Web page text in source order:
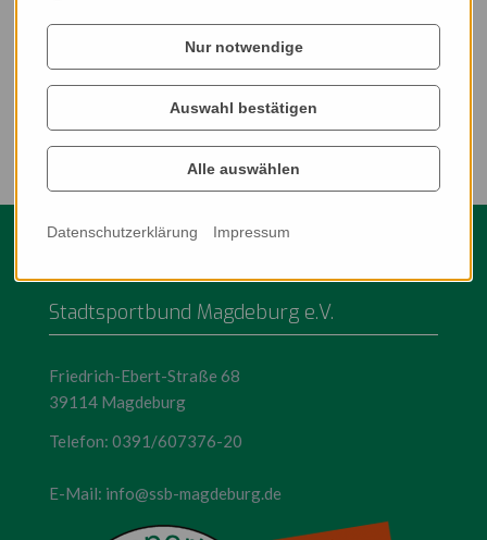
Stadtsportbund Magdeburg e.V.
Friedrich-Ebert-Straße 68
39114 Magdeburg
Telefon: 0391/607376-20
E-Mail: info@ssb-magdeburg.de
Nur notwendige
Auswahl bestätigen
Alle auswählen
Datenschutzerklärung Impressum